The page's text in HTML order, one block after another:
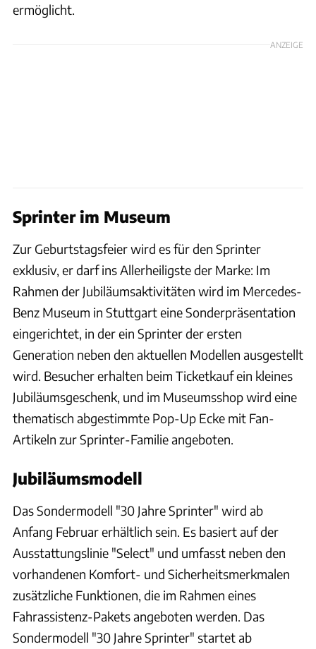
ermöglicht.
ANZEIGE
Sprinter im Museum
Zur Geburtstagsfeier wird es für den Sprinter
exklusiv, er darf ins Allerheiligste der Marke: Im
Rahmen der Jubiläumsaktivitäten wird im Mercedes-
Benz Museum in Stuttgart eine Sonderpräsentation
eingerichtet, in der ein Sprinter der ersten
Generation neben den aktuellen Modellen ausgestellt
wird. Besucher erhalten beim Ticketkauf ein kleines
Jubiläumsgeschenk, und im Museumsshop wird eine
thematisch abgestimmte Pop-Up Ecke mit Fan-
Artikeln zur Sprinter-Familie angeboten.
Jubiläumsmodell
Das Sondermodell "30 Jahre Sprinter" wird ab
Anfang Februar erhältlich sein. Es basiert auf der
Ausstattungslinie "Select" und umfasst neben den
vorhandenen Komfort- und Sicherheitsmerkmalen
zusätzliche Funktionen, die im Rahmen eines
Fahrassistenz-Pakets angeboten werden. Das
Sondermodell "30 Jahre Sprinter" startet ab